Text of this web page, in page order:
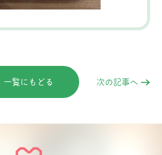
一覧にもどる 次の記事へ